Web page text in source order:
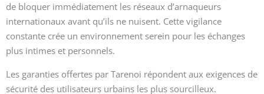
de bloquer immédiatement les réseaux d’arnaqueurs
internationaux avant qu’ils ne nuisent. Cette vigilance
constante crée un environnement serein pour les échanges
plus intimes et personnels.
Les garanties offertes par Tarenoi répondent aux exigences de
sécurité des utilisateurs urbains les plus sourcilleux.